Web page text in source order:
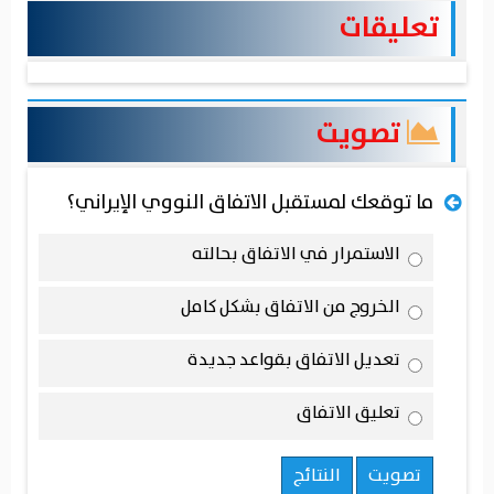
تعليقات
تصويت
ما توقعك لمستقبل الاتفاق النووي الإيراني؟
الاستمرار في الاتفاق بحالته
الخروج من الاتفاق بشكل كامل
تعديل الاتفاق بقواعد جديدة
تعليق الاتفاق
تصويت النتائج